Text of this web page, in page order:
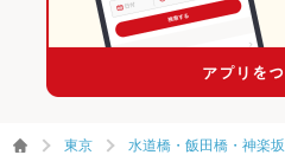
東京 水道橋・飯田橋・神楽坂